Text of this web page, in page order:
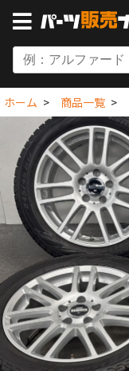
ホーム 商品一覧